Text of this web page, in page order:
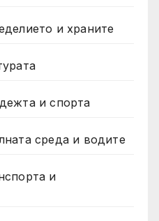
и храните
и спорта
среда и водите
и